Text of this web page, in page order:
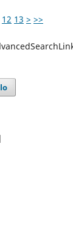
12 13 > >>